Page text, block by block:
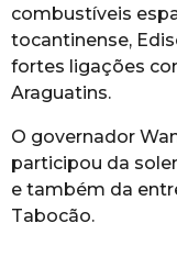
combustíveis
tocantinense,
fortes ligações
Araguatins.
O governador
participou da
e também da
Tabocão.